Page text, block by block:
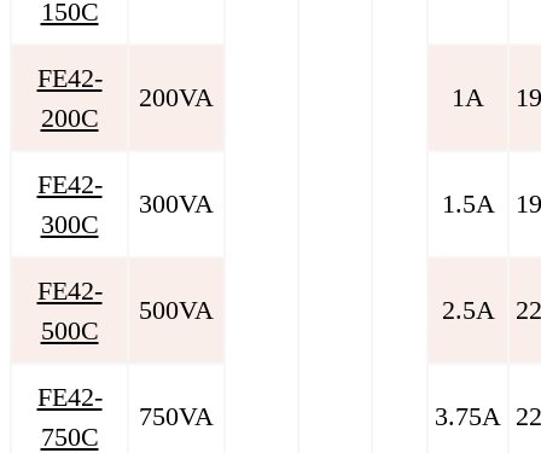
150C
FE42-
200C
200VA 1A
FE42-
300C
300VA 1.5A
FE42-
500C
500VA 2.5A
FE42-
750C
750VA 3.75A